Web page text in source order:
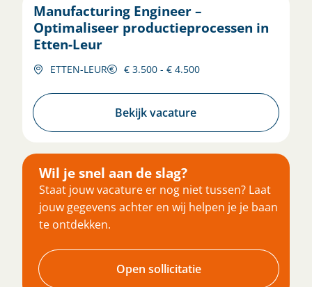
Manufacturing Engineer –
Optimaliseer productieprocessen in
Etten-Leur
ETTEN-LEUR € 3.500 - € 4.500
Bekijk vacature
Wil je snel aan de slag?
Staat jouw vacature er nog niet tussen? Laat
jouw gegevens achter en wij helpen je je baan
te ontdekken.
Open sollicitatie